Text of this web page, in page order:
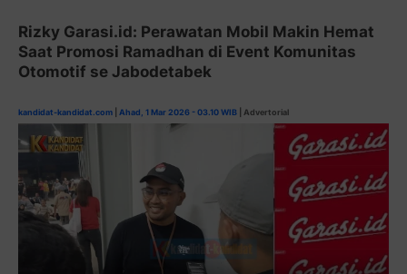
Rizky Garasi.id: Perawatan Mobil Makin Hemat
Saat Promosi Ramadhan di Event Komunitas
Otomotif se Jabodetabek
kandidat-kandidat.com Ahad, 1 Mar 2026 - 03.10 WIB | Advertorial